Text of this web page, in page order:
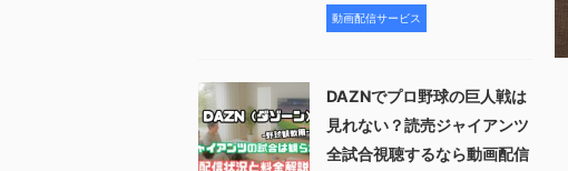
動画配信サービス
DAZNでプロ野球の巨人戦は
見れない？読売ジャイアンツ
全試合視聴するなら動画配信